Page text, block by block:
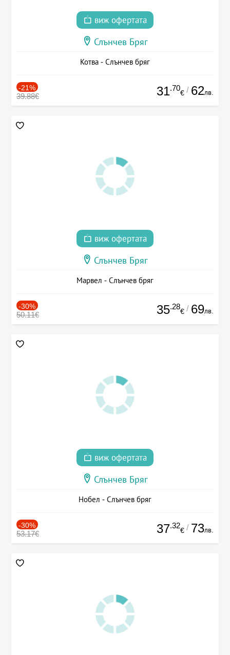
виж офертата
Слънчев Бряг
Котва - Слънчев бряг
-21%
39.88€ 31.70
€ / 62лв.
виж офертата
Слънчев Бряг
Марвел - Слънчев бряг
-30%
50.11€ 35.28
€ / 69лв.
виж офертата
Слънчев Бряг
Нобел - Слънчев бряг
-30%
53.17€ 37.32
€ / 73лв.